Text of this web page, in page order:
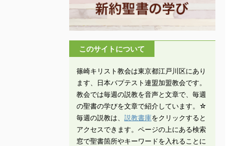
このサイトについて
篠崎キリスト教会は東京都江戸川区にあり
ます、日本バプテスト連盟加盟教会です。
教会では毎週の説教を音声と文章で、毎週
の聖書の学びを文章で紹介しています。☆
毎週の説教は、 説教書庫をクリックすると
アクセスできます。ページの上にある検索
窓で聖書箇所やキーワードを入れることに